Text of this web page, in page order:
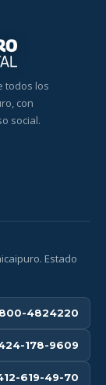
todos los
con
social.
Estado
4824220
178-9609
619-49-70